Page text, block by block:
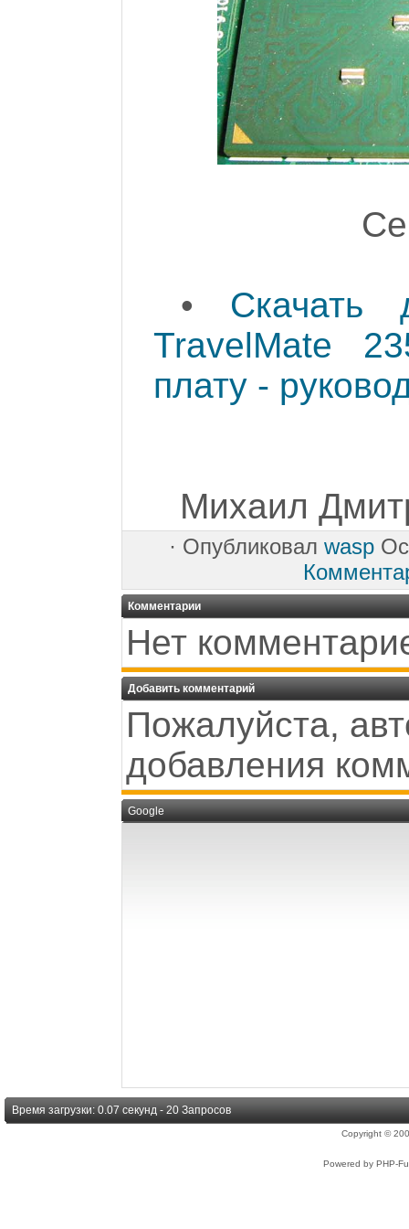
• Скачать
TravelMate
плату -
Михаил
· Опубликовал wasp
Комментарии
Нет
Добавить комментарий
Пожалуйста,
добавления
Google
Время загрузки: 0.07 секунд - 20 Запросов
Copyright ©
Powered by PHP-